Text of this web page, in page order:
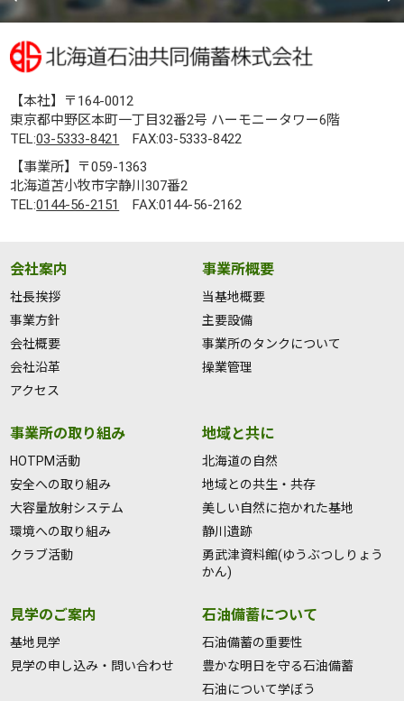
【本社】〒164-0012
東京都中野区本町一丁目32番2号 ハーモニータワー6階
TEL:03-5333-8421
FAX:03-5333-8422
【事業所】〒059-1363
北海道苫小牧市字静川307番2
TEL:0144-56-2151 FAX:0144-56-2162
会社案内
社長挨拶
事業方針
会社概要
会社沿革
アクセス
事業所概要
当基地概要
主要設備
事業所のタンクについて
操業管理
事業所の取り組み
HOTPM活動
安全への取り組み
大容量放射システム
環境への取り組み
クラブ活動
地域と共に
北海道の自然
地域との共生・共存
美しい自然に抱かれた基地
静川遺跡
勇武津資料館(ゆうぶつしりょう
かん)
見学のご案内
基地見学
見学の申し込み・問い合わせ
石油備蓄について
石油備蓄の重要性
豊かな明日を守る石油備蓄
石油について学ぼう